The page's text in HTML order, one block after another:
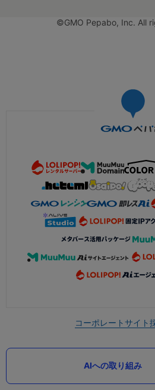
©GMO Pepabo, Inc. All
コーポレートサイト
AIへの取り組み